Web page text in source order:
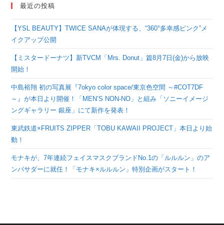
最近の投稿
【YSL BEAUTY】TWICE SANAが体現する、“360°多幸感ピンク”メ
イクアップ公開
【ミスタードーナツ】新TVCM「Mrs. Donut」篇8月7日(金)から放映
開始！
中島裕翔 初の写真展『7okyo color space/東京色空間 ～#COT7DF
～』が本日より開催！「MEN’S NON-NO」と組み「ソニーイメージ
ングギャラリー 銀座」にて新作を発表！
東武鉄道×FRUITS ZIPPER「TOBU KAWAII PROJECT」本日より始
動！
モナキが、7年連続フェイスマスクブランドNo.1の「ルルルン」のア
ンバサダーに就任！「モナキ×ルルルン」特別企画がスタート！